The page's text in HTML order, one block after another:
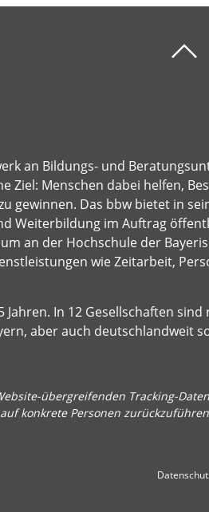
an Bildungs- und
Ziel: Menschen dabei helfen,
gewinnen. Das bbw bietet in
Weiterbildung im Auftrag
an der Hochschule der
wie Zeitarbeit,
In 12 Gesellschaften sind
aber auch deutschlandweit
übergreifenden Tracking-
konkrete Personen